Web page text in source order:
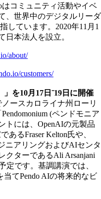
コミュニティ活動やイベ
、世界中のデジタルリーダ
しています。2020年11月1
日本法人を設立。
about/
customers/
」を10月17日⁻19日に開催
ースカロライナ州ローリ
(ペンドモニア
トには、OpenAIの元製品
あるFraser Kelton氏や、
ニアリングおよびAIセンタ
クターであるAli Arsanjani
定です。基調講演では、
当てPendo AIの将来的なビ